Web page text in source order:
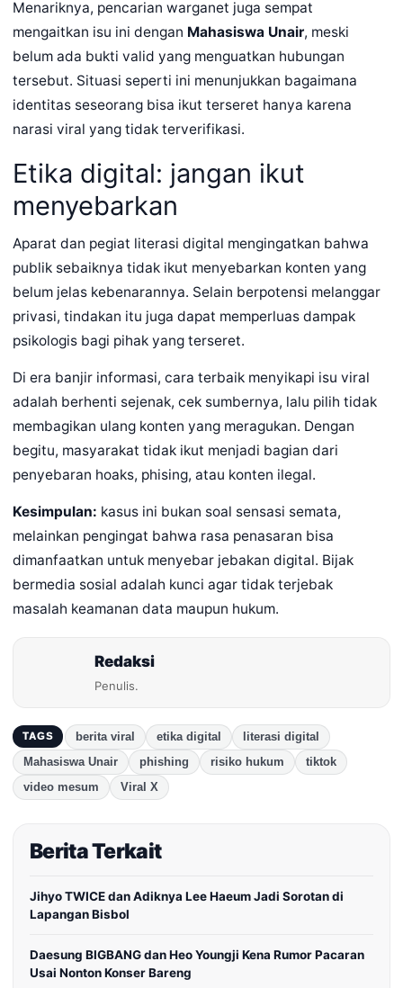
Menariknya, pencarian warganet juga sempat
mengaitkan isu ini dengan Mahasiswa Unair, meski
belum ada bukti valid yang menguatkan hubungan
tersebut. Situasi seperti ini menunjukkan bagaimana
identitas seseorang bisa ikut terseret hanya karena
narasi viral yang tidak terverifikasi.
Etika digital: jangan ikut
menyebarkan
Aparat dan pegiat literasi digital mengingatkan bahwa
publik sebaiknya tidak ikut menyebarkan konten yang
belum jelas kebenarannya. Selain berpotensi melanggar
privasi, tindakan itu juga dapat memperluas dampak
psikologis bagi pihak yang terseret.
Di era banjir informasi, cara terbaik menyikapi isu viral
adalah berhenti sejenak, cek sumbernya, lalu pilih tidak
membagikan ulang konten yang meragukan. Dengan
begitu, masyarakat tidak ikut menjadi bagian dari
penyebaran hoaks, phising, atau konten ilegal.
Kesimpulan: kasus ini bukan soal sensasi semata,
melainkan pengingat bahwa rasa penasaran bisa
dimanfaatkan untuk menyebar jebakan digital. Bijak
bermedia sosial adalah kunci agar tidak terjebak
masalah keamanan data maupun hukum.
Redaksi
Penulis.
TAGS berita viral etika digital
literasi digital
Mahasiswa Unair
phishing risiko hukum
tiktok
video mesum
Viral X
Berita Terkait
Jihyo TWICE dan Adiknya Lee Haeum Jadi Sorotan di
Lapangan Bisbol
Daesung BIGBANG dan Heo Youngji Kena Rumor Pacaran
Usai Nonton Konser Bareng